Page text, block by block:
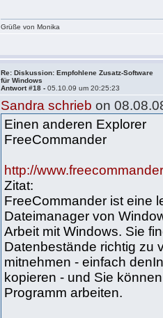
Grüße von Monika
Re: Diskussion: Empfohlene Zusatz-Software
für Windows
Antwort #18 -05.10.09 um 20:25:23
Sandra schrieb on
Einen anderen Explorer
FreeCommander
http://
Zitat:
FreeCommander ist eine
Dateimanager von
Arbeit mit Windows. Sie
Datenbestände richtig zu
mitnehmen - einfach
kopieren - und Sie
Programm arbeiten.